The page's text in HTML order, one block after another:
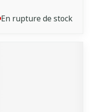
En rupture de stock